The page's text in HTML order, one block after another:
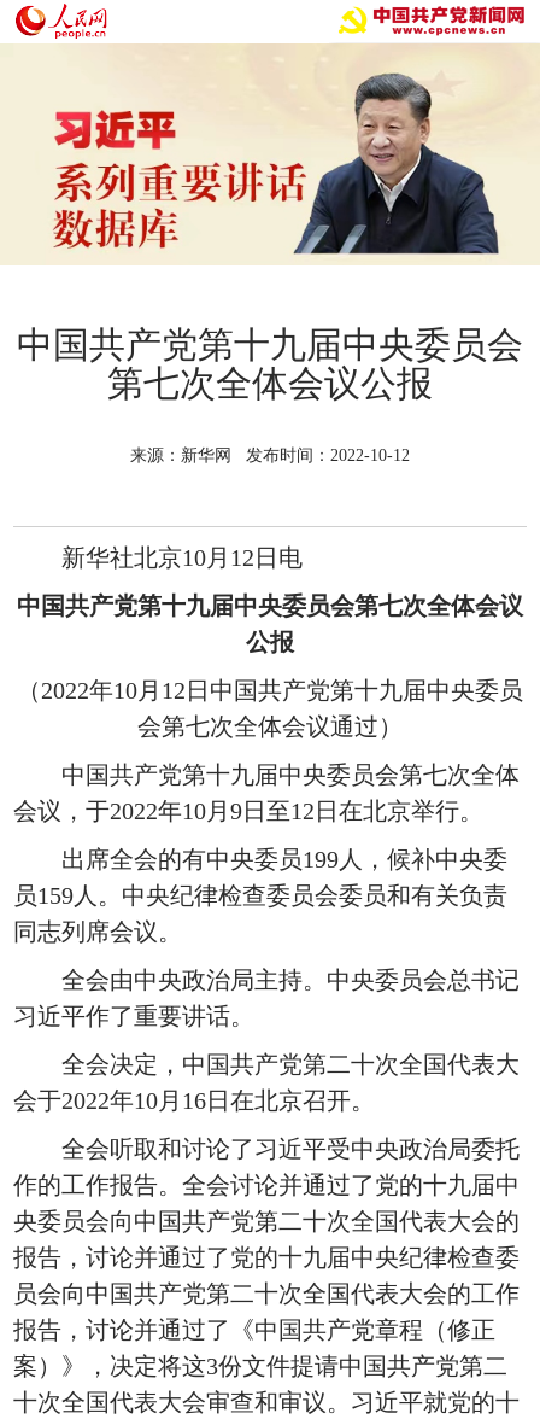
中国共产党第十九届中央委员会
第七次全体会议公报
来源：新华网 发布时间：2022-10-12
新华社北京10月12日电
中国共产党第十九届中央委员会第七次全体会议
公报
（2022年10月12日中国共产党第十九届中央委员
会第七次全体会议通过）
中国共产党第十九届中央委员会第七次全体
会议，于2022年10月9日至12日在北京举行。
出席全会的有中央委员199人，候补中央委
员159人。中央纪律检查委员会委员和有关负责
同志列席会议。
全会由中央政治局主持。中央委员会总书记
习近平作了重要讲话。
全会决定，中国共产党第二十次全国代表大
会于2022年10月16日在北京召开。
全会听取和讨论了习近平受中央政治局委托
作的工作报告。全会讨论并通过了党的十九届中
央委员会向中国共产党第二十次全国代表大会的
报告，讨论并通过了党的十九届中央纪律检查委
员会向中国共产党第二十次全国代表大会的工作
报告，讨论并通过了《中国共产党章程（修正
案）》，决定将这3份文件提请中国共产党第二
十次全国代表大会审查和审议。习近平就党的十